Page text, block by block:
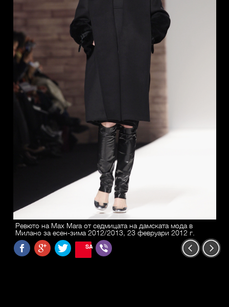
Ревюто на Max Mara от седмицата на дамската мода в
Милано за есен-зима 2012/2013, 23 февруари 2012 г.
SAVE